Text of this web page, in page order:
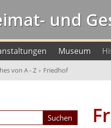
und
Museum
von A - Z › Friedhof